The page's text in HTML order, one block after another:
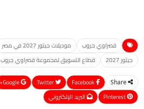
قصراوي جروب موديلات جيتور 2027 في مصر
جيتور 2027
قطاع التسويق لمجموعة قصراوي جروب
Share
Google+
Pinterest
البريد الإلكتروني